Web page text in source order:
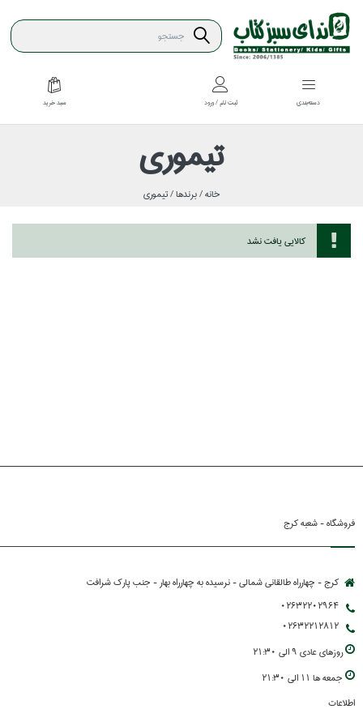
دسته‌بندي ثبت نام / ورود سبد خريد
تيموري
خانه /برندها /تيموري
كالايي يافت نشد
فروشگاه - شعبه کرج
کرج - چهارراه طالقانی شمالی - نرسیده به چهارراه بهار - جنب پارك شرافت
02632202964
02632212812
روزهاي عادي 9 الي 21:30
جمعه ها 11 الي 21:30
اطلاعات